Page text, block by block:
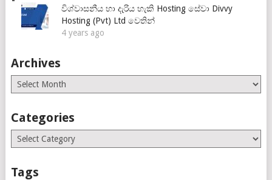
විශ්වාසනීය හා දැරිය හැකි Hosting සේවා Divvy
Hosting (Pvt) Ltd වෙතින්
4 years ago
Archives
Archives
Categories
Categories
Tags